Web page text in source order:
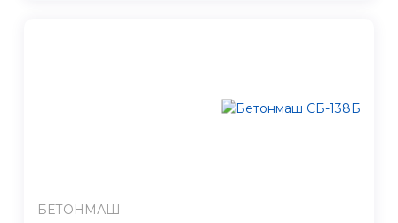
БЕТОНМАШ